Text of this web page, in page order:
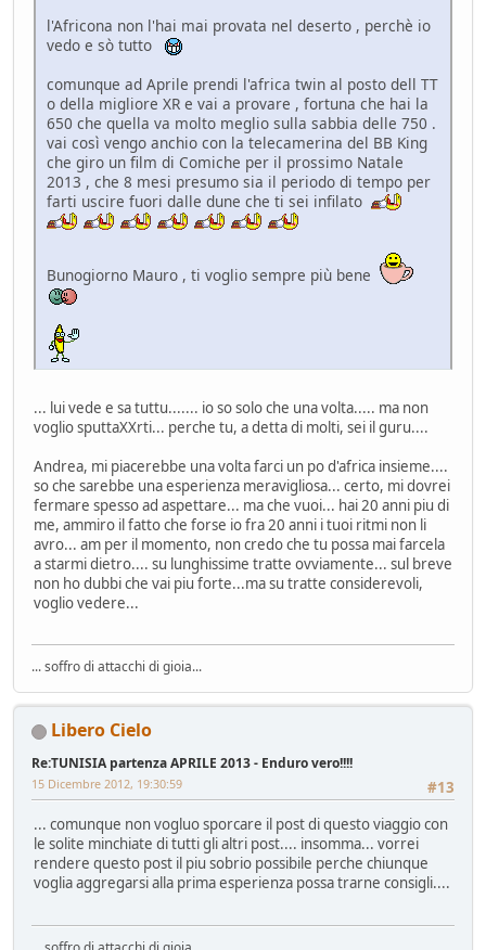
l'Africona non l'hai mai provata nel deserto , perchè io
vedo e sò tutto
comunque ad Aprile prendi l'africa twin al posto dell TT
o della migliore XR e vai a provare , fortuna che hai la
650 che quella va molto meglio sulla sabbia delle 750 .
vai così vengo anchio con la telecamerina del BB King
che giro un film di Comiche per il prossimo Natale
2013 , che 8 mesi presumo sia il periodo di tempo per
farti uscire fuori dalle dune che ti sei infilato
Bunogiorno Mauro , ti voglio sempre più bene
... lui vede e sa tuttu....... io so solo che una volta..... ma non
voglio sputtaXXrti... perche tu, a detta di molti, sei il guru....
Andrea, mi piacerebbe una volta farci un po d'africa insieme....
so che sarebbe una esperienza meravigliosa... certo, mi dovrei
fermare spesso ad aspettare... ma che vuoi... hai 20 anni piu di
me, ammiro il fatto che forse io fra 20 anni i tuoi ritmi non li
avro... am per il momento, non credo che tu possa mai farcela
a starmi dietro.... su lunghissime tratte ovviamente... sul breve
non ho dubbi che vai piu forte...ma su tratte considerevoli,
voglio vedere...
... soffro di attacchi di gioia...
Libero Cielo
Re:TUNISIA partenza APRILE 2013 - Enduro vero!!!!
#13
15 Dicembre 2012, 19:30:59
... comunque non vogluo sporcare il post di questo viaggio con
le solite minchiate di tutti gli altri post.... insomma... vorrei
rendere questo post il piu sobrio possibile perche chiunque
voglia aggregarsi alla prima esperienza possa trarne consigli....